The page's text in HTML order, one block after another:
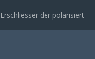
Erschliesser der polarisiert